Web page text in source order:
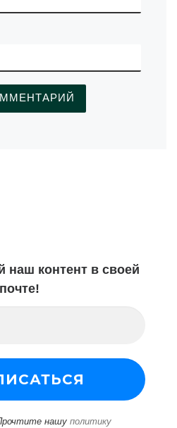
наш контент в своей
почте!
нашу политику